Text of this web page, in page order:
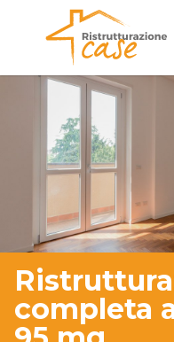
completa